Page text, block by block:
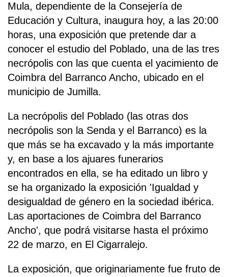
Mula, dependiente de la Consejería de
Educación y Cultura, inaugura hoy, a las 20:00
horas, una exposición que pretende dar a
conocer el estudio del Poblado, una de las tres
necrópolis con las que cuenta el yacimiento de
Coimbra del Barranco Ancho, ubicado en el
municipio de Jumilla.
La necrópolis del Poblado (las otras dos
necrópolis son la Senda y el Barranco) es la
que más se ha excavado y la más importante
y, en base a los ajuares funerarios
encontrados en ella, se ha editado un libro y
se ha organizado la exposición 'Igualdad y
desigualdad de género en la sociedad ibérica.
Las aportaciones de Coimbra del Barranco
Ancho', que podrá visitarse hasta el próximo
22 de marzo, en El Cigarralejo.
La exposición, que originariamente fue fruto de